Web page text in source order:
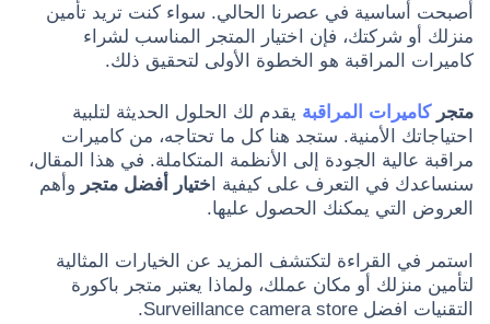
أصبحت أساسية في عصرنا الحالي. سواء كنت تريد تأمين
منزلك أو شركتك، فإن اختيار المتجر المناسب لشراء
كاميرات المراقبة هو الخطوة الأولى لتحقيق ذلك.
متجركاميرات المراقبة يقدم لك الحلول الحديثة لتلبية
احتياجاتك الأمنية. ستجد هنا كل ما تحتاجه، من كاميرات
مراقبة عالية الجودة إلى الأنظمة المتكاملة. في هذا المقال،
سنساعدك في التعرف على كيفية ا ختيار أفضل متجر وأهم
العروض التي يمكنك الحصول عليها.
استمر في القراءة لتكتشف المزيد عن الخيارات المثالية
لتأمين منزلك أو مكان عملك، ولماذا يعتبر متجر باكورة
التقنيات افضل Surveillance camera store.